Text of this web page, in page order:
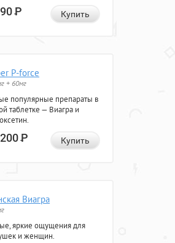
Р Купить
P-force
+ 60мг
популярные препараты в
таблетке — Виагра и
Р Купить
Виагра
яркие ощущения для
и женщин.